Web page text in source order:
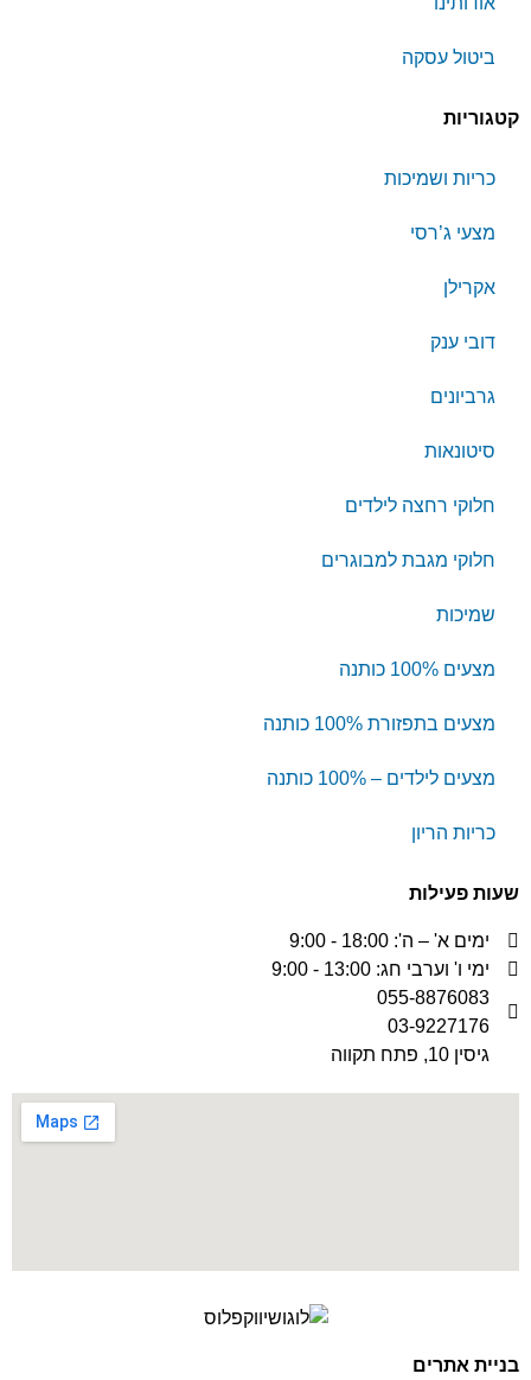
ביטול עסקה
קטגוריות
כריות ושמיכות
מצעי ג’רסי
אקרילן
דובי ענק
גרביונים
סיטונאות
חלוקי רחצה לילדים
חלוקי מגבת למבוגרים
שמיכות
מצעים 100% כותנה
מצעים בתפזורת 100% כותנה
מצעים לילדים – 100% כותנה
כריות הריון
שעות פעילות
ימים א' – ה': 18:00 - 9:00
ימי ו' וערבי חג: 13:00 - 9:00
055-8876083
03-9227176
גיסין 10, פתח תקווה
בניית אתרים